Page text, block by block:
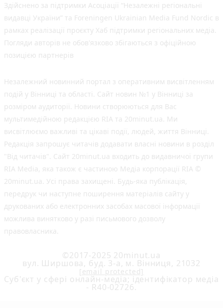
Здійснено за підтримки Асоціації “Незалежні регіональні
видавці України” та Foreningen Ukrainian Media Fund Nordic в
рамках реалізації проєкту Хаб підтримки регіональних медіа.
Погляди авторів не обов'язково збігаються з офіційною
позицією партнерів
Незалежний новинний портал з оперативним висвітленням
подій у Вінниці та області. Сайт новин №1 у Вінниці за
розміром аудиторії. Новини створюються для Вас
мультимедійною редакцією RIA та 20minut.ua. Ми
висвітлюємо важливі та цікаві події, людей, життя Вінниці.
Редакція запрошує читачів додавати власні новини в розділ
"Від читачів". Сайт 20minut.ua входить до видавничої групи
RIA Media, яка також є частиною Медіа корпорації RIA ©
20minut.ua. Усі права захищені. Будь-яка публiкацiя,
передрук чи наступне поширення матеріалів сайту у
друкованих або електронних засобах масової інформації
можлива винятково у разі письмового дозволу
правовласника.
©2017-2025 20minut.ua
вул. Ширшова, буд. 3-а, м. Вінниця, 21032
[email protected]
Cуб'єкт у сфері онлайн-медіа; ідентифікатор медіа
- R40-02726.